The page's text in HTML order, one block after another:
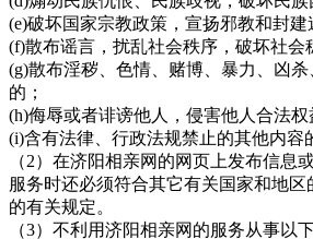
(e)破坏国家宗教政策，宣扬邪教和封建
(f)散布谣言，扰乱社会秩序，破坏社会
(g)散布淫秽、色情、赌博、暴力、凶
的；
(h)侮辱或者诽谤他人，侵害他人合法权
(i)含有法律、行政法规禁止的其他内容
（2）在济阳相亲网的网页上发布信息
服务时还必须符合其它有关国家和地
的有关规定。
（3）不利用济阳相亲网的服务从事以下